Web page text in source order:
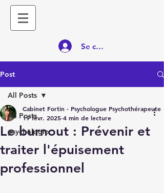
Se connecter
Post
All Posts
psychologie
All Posts
Le burnout : Prévenir et
traiter l'épuisement
professionnel
Cabinet Fortin - Psychologue Psychothérapeute
19 févr. 2025 4 min de lecture